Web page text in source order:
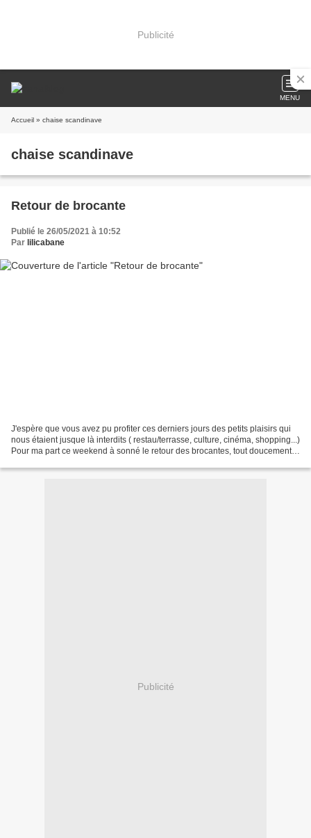
Publicité
MENU
Accueil » chaise scandinave
chaise scandinave
Retour de brocante
Publié le 26/05/2021 à 10:52
Par lilicabane
J'espère que vous avez pu profiter ces derniers jours des petits plaisirs qui
nous étaient jusque là interdits ( restau/terrasse, culture, cinéma, shopping...)
Pour ma part ce weekend à sonné le retour des brocantes, tout doucement
Publicité